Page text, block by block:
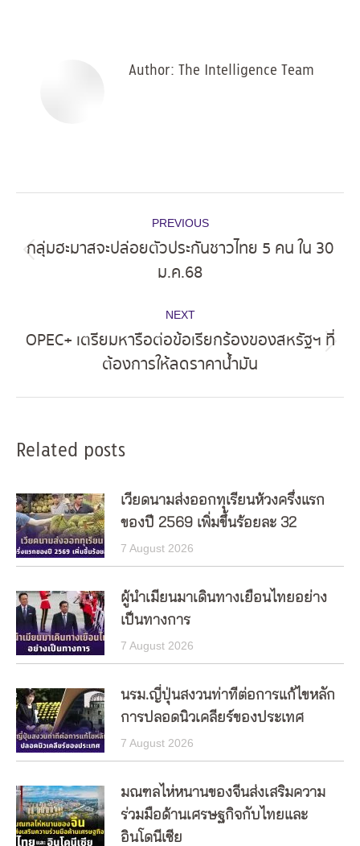
Author: The Intelligence Team
navigation
PREVIOUS
post:
กลุ่มฮะมาสจะปล่อยตัวประกันชาวไทย 5 คน ใน 30
ม.ค.68
NEXT
post:
OPEC+ เตรียมหารือต่อข้อเรียกร้องของสหรัฐฯ ที่
ต้องการให้ลดราคาน้ำมัน
Related posts
เวียดนามส่งออกทุเรียนห้วงครึ่งแรก
ของปี 2569 เพิ่มขึ้นร้อยละ 32
7 August 2026
ผู้นำเมียนมาเดินทางเยือนไทยอย่าง
เป็นทางการ
7 August 2026
นรม.ญี่ปุ่นสงวนท่าทีต่อการแก้ไขหลัก
การปลอดนิวเคลียร์ของประเทศ
7 August 2026
มณฑลไห่หนานของจีนส่งเสริมความ
ร่วมมือด้านเศรษฐกิจกับไทยและ
อินโดนีเซีย